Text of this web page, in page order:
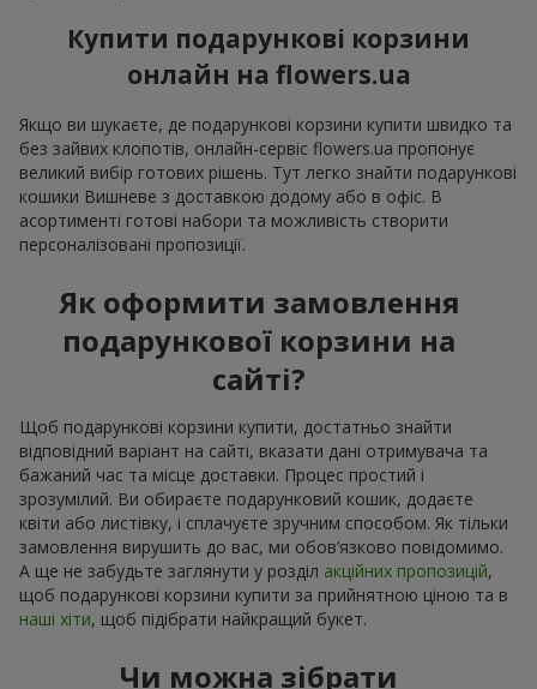
Купити подарункові корзини
онлайн на flowers.ua
Якщо ви шукаєте, де подарункові корзини купити швидко та
без зайвих клопотів, онлайн-сервіс flowers.ua пропонує
великий вибір готових рішень. Тут легко знайти подарункові
кошики Вишневе з доставкою додому або в офіс. В
асортименті готові набори та можливість створити
персоналізовані пропозиції.
Як оформити замовлення
подарункової корзини на
сайті?
Щоб подарункові корзини купити, достатньо знайти
відповідний варіант на сайті, вказати дані отримувача та
бажаний час та місце доставки. Процес простий і
зрозумілий. Ви обираєте подарунковий кошик, додаєте
квіти або листівку, і сплачуєте зручним способом. Як тільки
замовлення вирушить до вас, ми обов’язково повідомимо.
А ще не забудьте заглянути у розділ акційних пропозицій,
щоб подарункові корзини купити за прийнятною ціною та в
наші хіти, щоб підібрати найкращий букет.
Чи можна зібрати